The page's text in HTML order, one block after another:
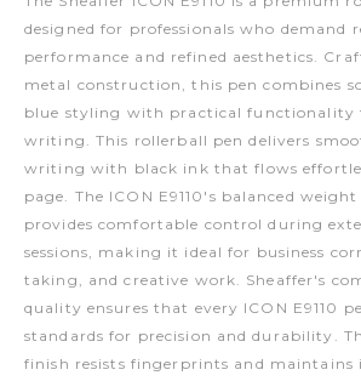
designed for professionals who demand
performance and refined aesthetics.
metal construction, this pen combines
blue styling with practical functionality
writing. This rollerball pen delivers
writing with black ink that flows
page. The ICON E9110's balanced
provides comfortable control during
sessions, making it ideal for business
taking, and creative work. Sheaffer's
quality ensures that every ICON E9110
standards for precision and durability.
finish resists fingerprints and maintains